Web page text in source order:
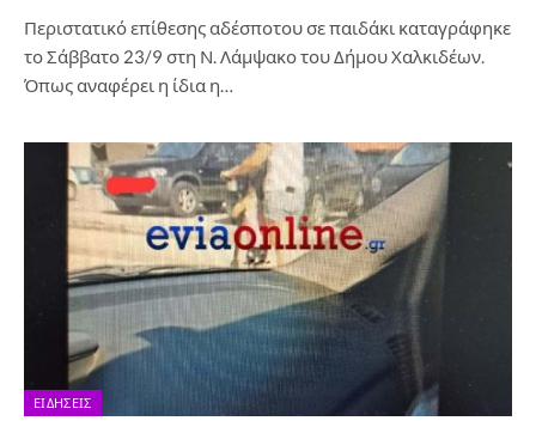
Περιστατικό επίθεσης αδέσποτου σε παιδάκι καταγράφηκε
το Σάββατο 23/9 στη Ν. Λάμψακο του Δήμου Χαλκιδέων.
Όπως αναφέρει η ίδια η…
ΕΙΔΉΣΕΙΣ